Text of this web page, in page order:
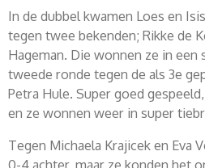
In de dubbel kwamen Loes en
tegen twee bekenden; Rikke de
Hageman. Die wonnen ze in een
tweede ronde tegen de als 3e
Petra Hule. Super goed
en ze wonnen weer in super
Tegen Michaela Krajicek en Eva
0-4 achter, maar ze konden het